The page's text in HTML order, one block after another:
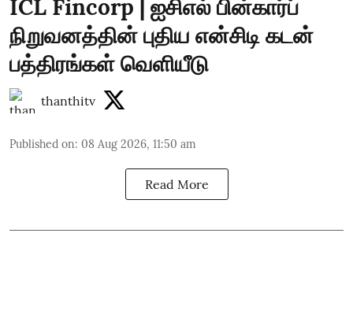
ICL Fincorp | ஐசிஎல் பின்கார்ப்
நிறுவனத்தின் புதிய என்சிடி கடன்
பத்திரங்கள் வெளியீடு
thanthitv
Published on: 08 Aug 2026, 11:50 am
Read More